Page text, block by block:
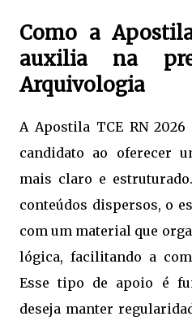
Como a
auxilia na
Arquivologia
A Apostila TCE RN
candidato ao oferecer
mais claro e
conteúdos dispersos, o
com um material que
lógica, facilitando a
Esse tipo de apoio é
deseja manter